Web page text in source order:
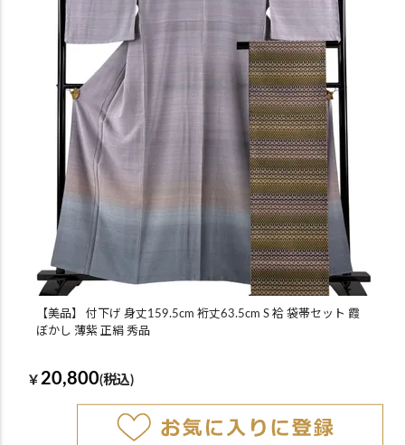
【美品】 付下げ 身丈159.5cm 裄丈63.5cm S 袷 袋帯セット 霞
ぼかし 薄紫 正絹 秀品
￥ 20,800(税込)